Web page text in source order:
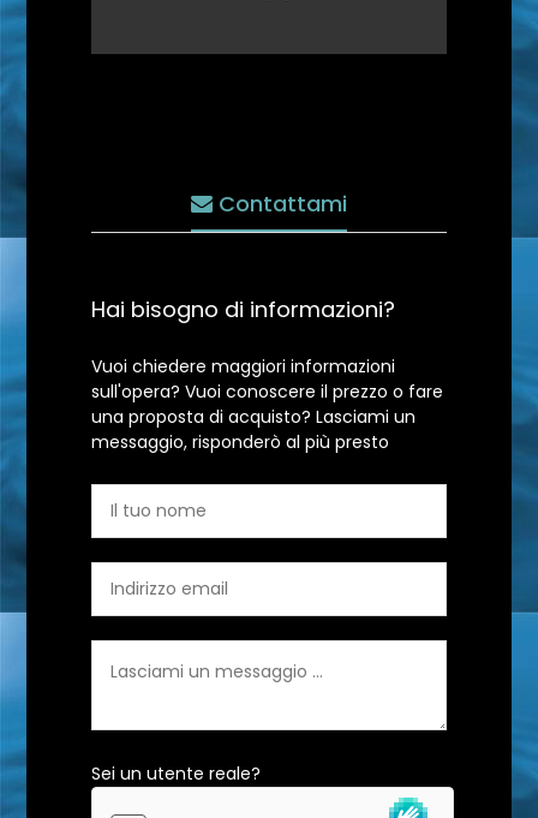
Contattami
Hai bisogno di informazioni?
Vuoi chiedere maggiori informazioni
sull'opera? Vuoi conoscere il prezzo o fare
una proposta di acquisto? Lasciami un
messaggio, risponderò al più presto
Sei un utente reale?